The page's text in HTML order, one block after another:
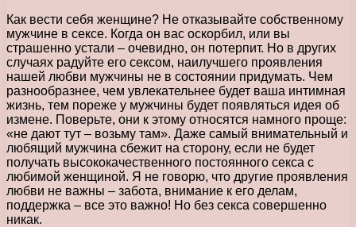
Как вести себя женщине? Не отказывайте собственному
мужчине в сексе. Когда он вас оскорбил, или вы
страшенно устали – очевидно, он потерпит. Но в других
случаях радуйте его сексом, наилучшего проявления
нашей любви мужчины не в состоянии придумать. Чем
разнообразнее, чем увлекательнее будет ваша интимная
жизнь, тем пореже у мужчины будет появляться идея об
измене. Поверьте, они к этому относятся намного проще:
«не дают тут – возьму там». Даже самый внимательный и
любящий мужчина сбежит на сторону, если не будет
получать высококачественного постоянного секса с
любимой женщиной. Я не говорю, что другие проявления
любви не важны – забота, внимание к его делам,
поддержка – все это важно! Но без секса совершенно
никак.